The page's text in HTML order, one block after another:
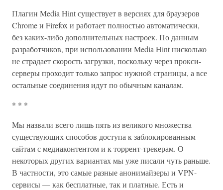
Плагин Media Hint существует в версиях для браузеров
Chrome и Firefox и работает полностью автоматически,
без каких-либо дополнительных настроек. По данным
разработчиков, при использовании Media Hint нисколько
не страдает скорость загрузки, поскольку через прокси-
серверы проходит только запрос нужной страницы, а все
остальные соединения идут по обычным каналам.
* * *
Мы назвали всего лишь пять из великого множества
существующих способов доступа к заблокированным
сайтам с медиаконтентом и к торрент-трекерам. О
некоторых других вариантах мы уже писали чуть раньше.
В частности, это самые разные анонимайзеры и VPN-
сервисы — как бесплатные, так и платные. Есть и